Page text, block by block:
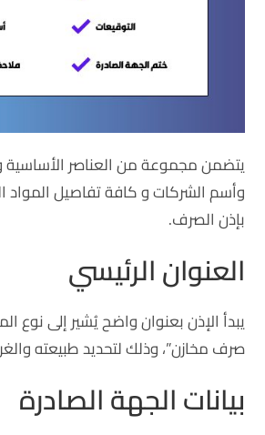
يتضمن مجموعة من العناصر الأساسية
وأسم الشركات و كافة تفاصيل
بإذن الصرف.
العنوان الرئيسي
يبدأ الإذن بعنوان واضح يُشير إلى نوع
صرف مخازن”، وذلك لتحديد طبيعته
بيانات الجهة الصادرة